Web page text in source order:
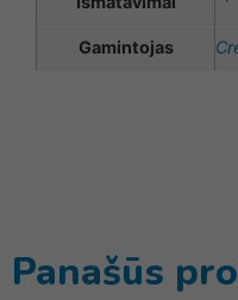
Gamintojas
Panašūs